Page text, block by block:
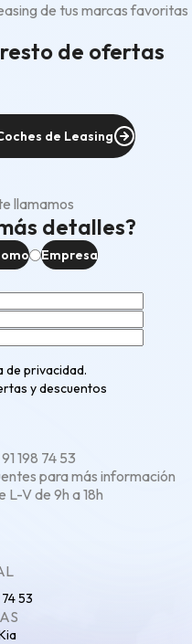
de tus marcas favoritas
de ofertas
de Leasing
llamamos
detalles?
Empresa
de privacidad.
y descuentos
91 198 74 53
para más información
L-V de 9h a 18h
53